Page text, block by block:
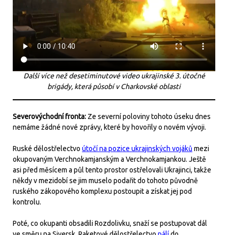
Další více než desetiminutové video ukrajinské 3. útočné
brigády, která působí v Charkovské oblasti
Severovýchodní fronta: Ze severní poloviny tohoto úseku dnes
nemáme žádné nové zprávy, které by hovořily o novém vývoji.
Ruské dělostřelectvo útočí na pozice ukrajinských vojáků mezi
okupovaným Verchnokamjanským a Verchnokamjankou. Ještě
asi před měsícem a půl tento prostor ostřelovali Ukrajinci, takže
někdy v mezidobí se jim muselo podařit do tohoto původně
ruského zákopového komplexu postoupit a získat jej pod
kontrolu.
Poté, co okupanti obsadili Rozdolivku, snaží se postupovat dál